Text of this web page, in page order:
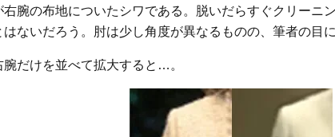
腕の布地についたシワである。脱いだらすぐクリーニ
ないだろう。肘は少し角度が異なるものの、筆者の目
腕だけを並べて拡大すると…。